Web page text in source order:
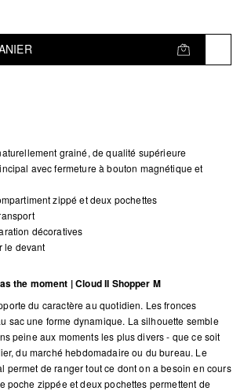
grainé, de qualité supérieure
avec fermeture à bouton magnétique et
zippé et deux pochettes
décoratives
le devant
the moment | Cloud II Shopper M
du caractère au quotidien. Les fronces
sac une forme dynamique. La silhouette semble
peine aux moments les plus divers - que ce soit
du marché hebdomadaire ou du bureau. Le
permet de ranger tout ce dont on a besoin en cours
poche zippée et deux pochettes permettent de